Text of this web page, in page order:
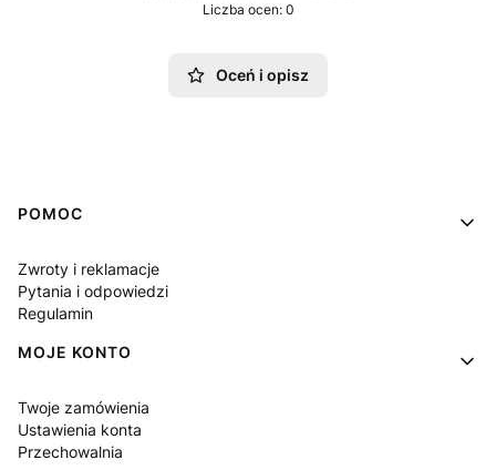
Liczba ocen: 0
Oceń i opisz
Linki w stopce
POMOC
Zwroty i reklamacje
Pytania i odpowiedzi
Regulamin
MOJE KONTO
Twoje zamówienia
Ustawienia konta
Przechowalnia